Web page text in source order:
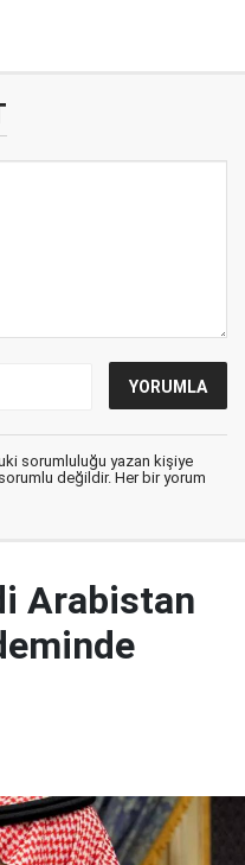
sorumluluğu yazan kişiye
değildir. Her bir yorum
Arabistan